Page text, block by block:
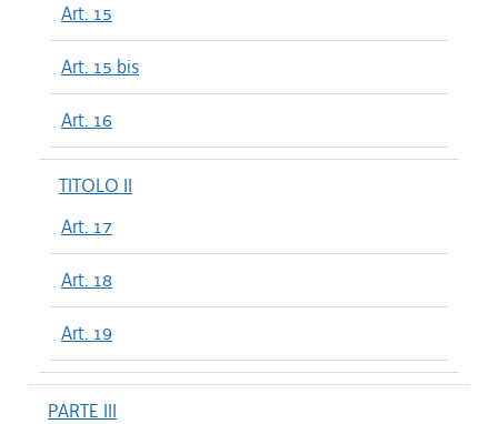
Art. 15
Art. 15 bis
Art. 16
TITOLO II
Art. 17
Art. 18
Art. 19
PARTE III